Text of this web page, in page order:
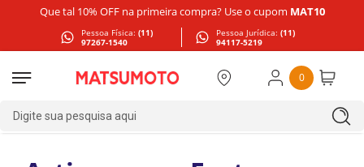
Que tal 10% OFF na primeira compra? Use o cupom MAT10
Pessoa Física: (11)
97267-1540
Pessoa Jurídica: (11)
94117-5219
0
Digite sua pesquisa aqui